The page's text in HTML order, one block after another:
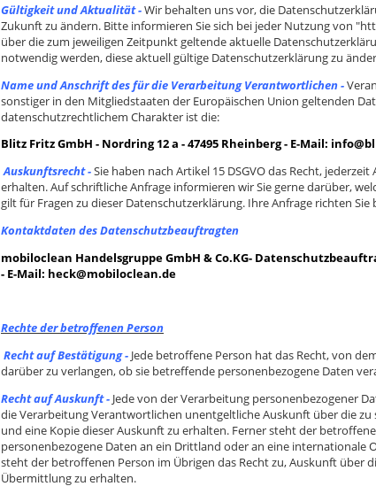
Gültigkeit und Aktualität -Wir behalten uns vor, die
Zukunft zu ändern. Bitte informieren Sie sich bei jeder Nutzung von
über die zum jeweiligen Zeitpunkt geltende aktuelle
notwendig werden, diese aktuell gültige Datenschutzerklärung zu
Name und Anschrift des für die Verarbeitung Verantwortlichen -
sonstiger in den Mitgliedstaaten der Europäischen Union geltenden
datenschutzrechtlichem Charakter ist die:
Blitz Fritz GmbH - Nordring 12 a -47495 Rheinberg - E-Mail:
Auskunftsrecht -Sie haben nach Artikel 15 DSGVO das Recht,
erhalten. Auf schriftliche Anfrage informieren wir Sie gerne darüber,
gilt für Fragen zu dieser Datenschutzerklärung. Ihre Anfrage richten
Kontaktdaten des Datenschutzbeauftragten
mobiloclean Handelsgruppe GmbH & Co.KG-
- E-Mail: heck@mobiloclean.de
Rechte der betroffenen Person
Recht auf Bestätigung - Jede betroffene Person hat das Recht, von
darüber zu verlangen, ob sie betreffende personenbezogene Daten
Recht auf Auskunft - Jede von der Verarbeitung personenbezogener
die Verarbeitung Verantwortlichen unentgeltliche Auskunft über die
und eine Kopie dieser Auskunft zu erhalten. Ferner steht der
personenbezogene Daten an ein Drittland oder an eine internationale
steht der betroffenen Person im Übrigen das Recht zu, Auskunft über
Übermittlung zu erhalten.